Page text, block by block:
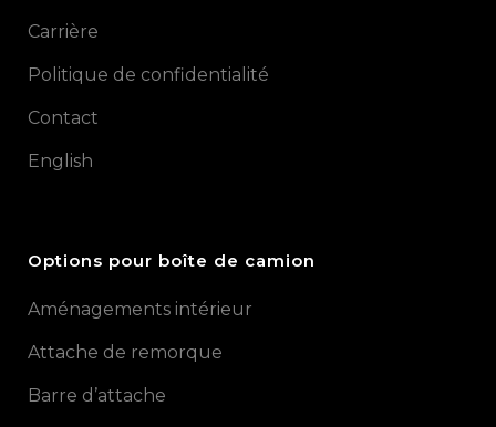
Carrière
Politique de confidentialité
Contact
English
Options pour boîte de camion
Aménagements intérieur
Attache de remorque
Barre d’attache